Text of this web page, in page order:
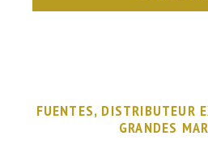
FUENTES, DISTRIBUTEUR
GRANDES